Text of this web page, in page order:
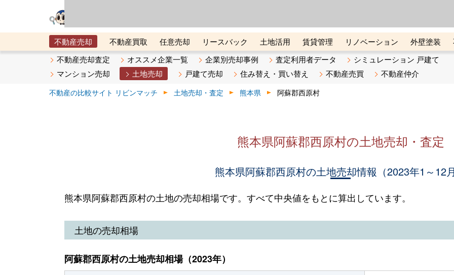
不動産売却 不動産買取 任意売却 リースバック 土地活用 賃貸管理 リノベーション 外壁塗装
メタ住宅展示場
ベスト不動産カンパニー オンライン講座 リビンマガジンBiz 不動産売却ご相談デスク
不動産売却査定 オススメ企業一覧 企業別売却事例 査定利用者データ
シミュレーション 戸建て
マンション売却
土地売却 戸建て売却 住み替え・買い替え 不動産売買 不動産仲介
不動産の比較サイト リビンマッチ 土地売却・査定 熊本県 阿蘇郡西原村
熊本県阿蘇郡西原村の土地売却・査定
熊本県阿蘇郡西原村の土地売却情報（2023年1～12
熊本県阿蘇郡西原村の土地の売却相場です。すべて中央値をもとに算出しています。
土地の売却相場
阿蘇郡西原村の土地売却相場（2023年）